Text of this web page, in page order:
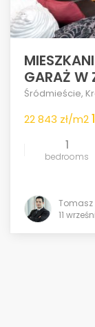
GARAŻ W
Śródmieście,
22 843 zł/m2
1
bedrooms
Tomasz
11